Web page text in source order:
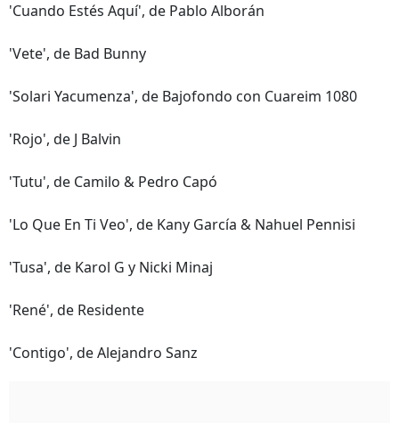
'Cuando Estés Aquí', de Pablo Alborán
'Vete', de Bad Bunny
'Solari Yacumenza', de Bajofondo con Cuareim 1080
'Rojo', de J Balvin
'Tutu', de Camilo & Pedro Capó
'Lo Que En Ti Veo', de Kany García & Nahuel Pennisi
'Tusa', de Karol G y Nicki Minaj
'René', de Residente
'Contigo', de Alejandro Sanz